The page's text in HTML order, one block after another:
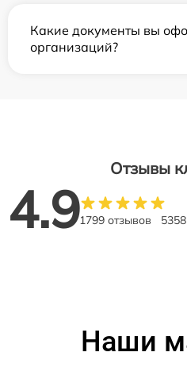
Какие документы вы
организаций?
Отзывы
4.91799 отзывов
Наши